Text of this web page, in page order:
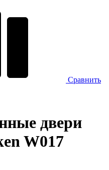
Сравнить
двери
W017